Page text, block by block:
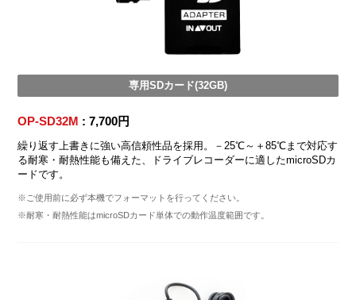
専用SDカード(32GB)
OP-SD32M : 7,700円
繰り返す上書きに強い高信頼性品を採用。－25℃～＋85℃まで対応す
る耐寒・耐熱性能も備えた、ドライブレコーダーに適したmicroSDカ
ードです。
※ご使用前に必ず本機でフォーマットを行ってください。
※耐寒・耐熱性能はmicroSDカード単体での動作温度範囲です。